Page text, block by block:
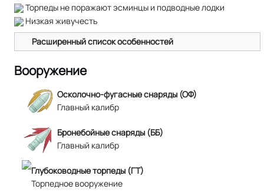
Торпеды не поражают эсминцы и подводные лодки
Низкая живучесть
Расширенный список особенностей
Вооружение
Осколочно-фугасные снаряды (ОФ)
Главный калибр
Бронебойные снаряды (ББ)
Главный калибр
Глубоководные торпеды (ГТ)
Торпедное вооружение